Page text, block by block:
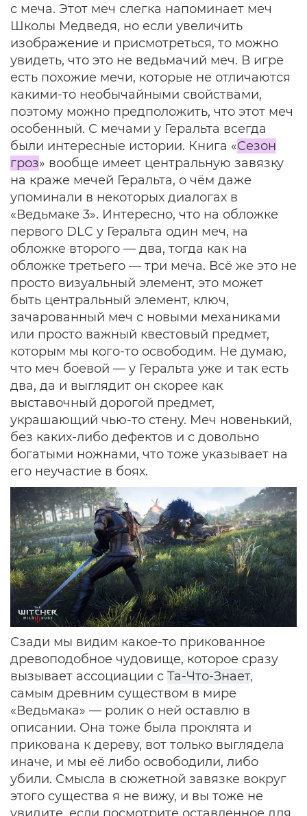
с меча. Этот меч слегка напоминает меч
Школы Медведя, но если увеличить
изображение и присмотреться, то можно
увидеть, что это не ведьмачий меч. В игре
есть похожие мечи, которые не отличаются
какими-то необычайными свойствами,
поэтому можно предположить, что этот меч
особенный. С мечами у Геральта всегда
были интересные истории. Книга «Сезон
гроз» вообще имеет центральную завязку
на краже мечей Геральта, о чём даже
упоминали в некоторых диалогах в
«Ведьмаке 3». Интересно, что на обложке
первого DLC у Геральта один меч, на
обложке второго — два, тогда как на
обложке третьего — три меча. Всё же это не
просто визуальный элемент, это может
быть центральный элемент, ключ,
зачарованный меч с новыми механиками
или просто важный квестовый предмет,
которым мы кого-то освободим. Не думаю,
что меч боевой — у Геральта уже и так есть
два, да и выглядит он скорее как
выставочный дорогой предмет,
украшающий чью-то стену. Меч новенький,
без каких-либо дефектов и с довольно
богатыми ножнами, что тоже указывает на
его неучастие в боях.
Сзади мы видим какое-то прикованное
древоподобное чудовище, которое сразу
вызывает ассоциации с Та-Что-Знает,
самым древним существом в мире
«Ведьмака» — ролик о ней оставлю в
описании. Она тоже была проклята и
прикована к дереву, вот только выглядела
иначе, и мы её либо освободили, либо
убили. Смысла в сюжетной завязке вокруг
этого существа я не вижу, и вы тоже не